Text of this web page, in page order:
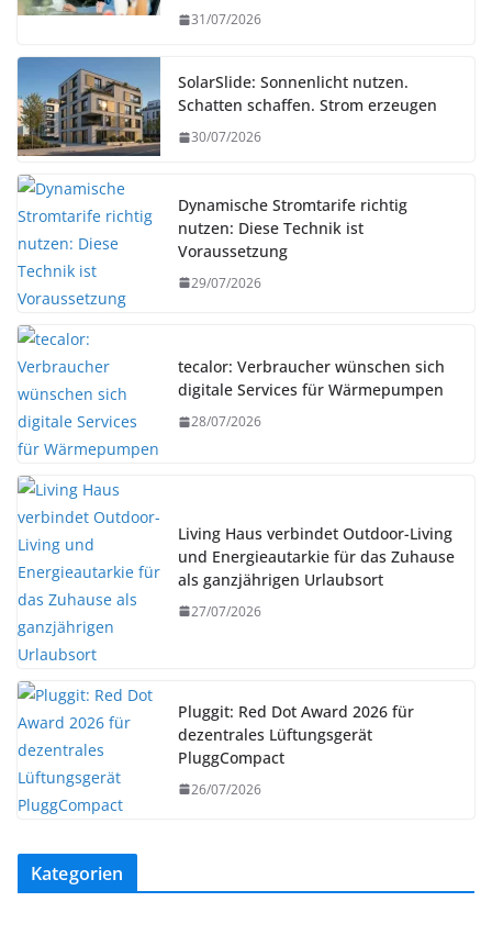
31/07/2026
SolarSlide: Sonnenlicht nutzen.
Schatten schaffen. Strom erzeugen
30/07/2026
Dynamische Stromtarife richtig
nutzen: Diese Technik ist
Voraussetzung
29/07/2026
tecalor: Verbraucher wünschen sich
digitale Services für Wärmepumpen
28/07/2026
Living Haus verbindet Outdoor-Living
und Energieautarkie für das Zuhause
als ganzjährigen Urlaubsort
27/07/2026
Pluggit: Red Dot Award 2026 für
dezentrales Lüftungsgerät
PluggCompact
26/07/2026
Kategorien